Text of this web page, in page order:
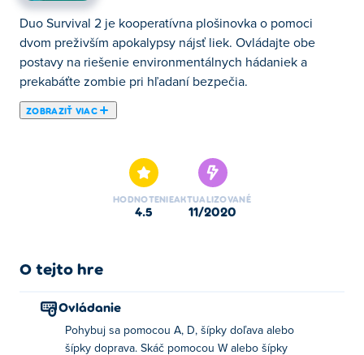
Duo Survival 2 je kooperatívna plošinovka o pomoci
dvom preživším apokalypsy nájsť liek. Ovládajte obe
postavy na riešenie environmentálnych hádaniek a
prekabáťte zombie pri hľadaní bezpečia.
ZOBRAZIŤ VIAC
HODNOTENIE
4.5
AKTUALIZOVANÉ
11/2020
O tejto hre
Ovládanie
Pohybuj sa pomocou A, D, šípky doľava alebo
šípky doprava. Skáč pomocou W alebo šípky